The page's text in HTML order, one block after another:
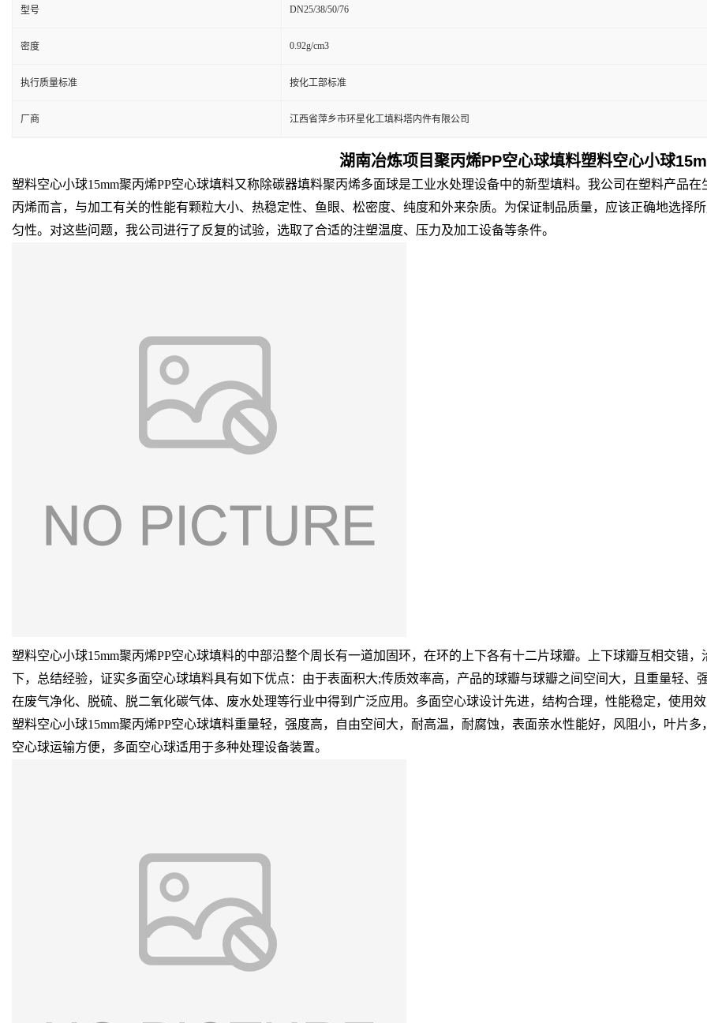
型号 DN25/38/50/76
密度 0.92g/cm3
执行质量标准 按化工部标准
厂商 江西省萍乡市环星化工填料塔内件有限公司
湖南冶炼项目聚丙烯PP空心球填料塑料空心小球
塑料空心小球15mm聚丙烯PP空心球填料又称除碳器填料聚丙烯多面球是工业水处理设备中的新型填料。我公司在塑料产品
丙烯而言，与加工有关的性能有颗粒大小、热稳定性、鱼眼、松密度、纯度和外来杂质。为保证制品质量，应该正确地选择
匀性。对这些问题，我公司进行了反复的试验，选取了合适的注塑温度、压力及加工设备等条件。
塑料空心小球15mm聚丙烯PP空心球填料的中部沿整个周长有一道加固环，在环的上下各有十二片球瓣。上下球瓣互相交错
下，总结经验，证实多面空心球填料具有如下优点：由于表面积大;传质效率高，产品的球瓣与球瓣之间空间大，且重量轻
在废气净化、脱硫、脱二氧化碳气体、废水处理等行业中得到广泛应用。多面空心球设计先进，结构合理，性能稳定，使用
塑料空心小球15mm聚丙烯PP空心球填料重量轻，强度高，自由空间大，耐高温，耐腐蚀，表面亲水性能好，风阻小，叶片
空心球运输方便，多面空心球适用于多种处理设备装置。